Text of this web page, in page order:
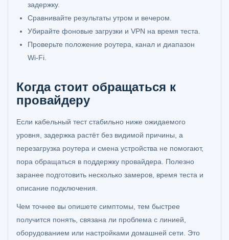
задержку.
Сравнивайте результаты утром и вечером.
Убирайте фоновые загрузки и VPN на время теста.
Проверьте положение роутера, канал и диапазон
Wi‑Fi.
Когда стоит обращаться к
провайдеру
Если кабельный тест стабильно ниже ожидаемого
уровня, задержка растёт без видимой причины, а
перезагрузка роутера и смена устройства не помогают,
пора обращаться в поддержку провайдера. Полезно
заранее подготовить несколько замеров, время теста и
описание подключения.
Чем точнее вы опишете симптомы, тем быстрее
получится понять, связана ли проблема с линией,
оборудованием или настройками домашней сети. Это